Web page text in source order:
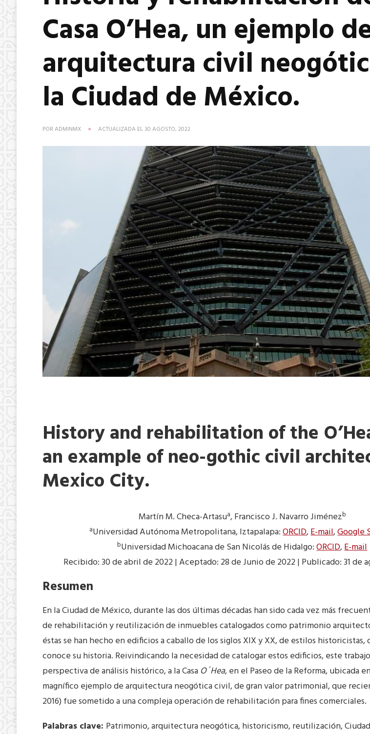
Casa O’Hea, un ejemplo
arquitectura civil
la Ciudad de México.
POR ADMINMX ACTUALIZADA EL 30 AGOSTO, 2022
History and rehabilitation of the
an example of neo-gothic civil
Mexico City.
Martín M. Checa-Artasua, Francisco J. Navarro Jiménezb
aUniversidad Autónoma Metropolitana, Iztapalapa:ORCID,E-mail,Google
bUniversidad Michoacana de San Nicolás de Hidalgo:ORCID,E-mail
Recibido: 30 de abril de 2022 | Aceptado: 28 de Junio de 2022 | Publicado: 31 de
Resumen
En la Ciudad de México, durante las dos últimas décadas han sido cada vez más
de rehabilitación y reutilización de inmuebles catalogados como patrimonio
éstas se han hecho en edificios a caballo de los siglos XIX y XX, de estilos historicistas,
conoce su historia. Reivindicando la necesidad de catalogar estos edificios, este
perspectiva de análisis histórico, a la Casa O´Hea, en el Paseo de la Reforma, ubicada
magnífico ejemplo de arquitectura neogótica civil, de gran valor patrimonial, que
2016) fue sometido a una compleja operación de rehabilitación para fines comerciales.
Palabras clave: Patrimonio, arquitectura neogótica, historicismo, reutilización,